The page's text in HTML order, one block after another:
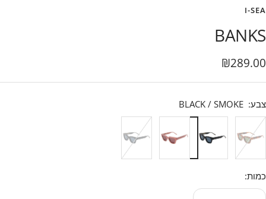
I-SEA
BANKS
מבצע
₪289.00
צבע: BLACK / SMOKE
TORT
/
GREEN
/
ROSE
VANILLA
/
BROWN
כמות: